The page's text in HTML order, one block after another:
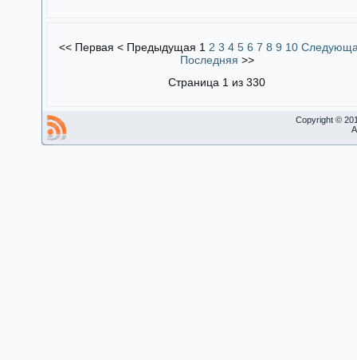
<< Первая < Предыдущая 1 2 3 4 5 6 7 8 9 10
Последняя >>
Страница 1 из 330
Copyright ©